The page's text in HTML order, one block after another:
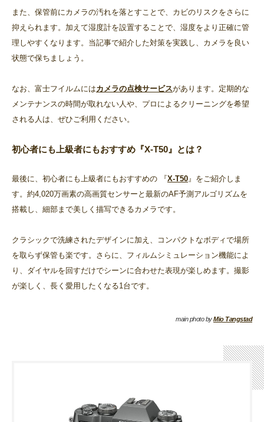
また、保管前にカメラの汚れを落とすことで、カビのリスクをさらに
抑えられます。加えて湿度計を設置することで、湿度をより正確に管
理しやすくなります。当記事で紹介した対策を実践し、カメラを良い
状態で保ちましょう。
なお、富士フイルムにはカメラの点検サービスがあります。定期的な
メンテナンスの時間が取れない人や、プロによるクリーニングを希望
される人は、ぜひご利用ください。
初心者にも上級者にもおすすめ『X-T50』とは？
最後に、初心者にも上級者にもおすすめの 『X-T50 』をご紹介しま
す。約4,020万画素の高画質センサーと最新のAF予測アルゴリズムを
搭載し、細部まで美しく描写できるカメラです。
クラシックで洗練されたデザインに加え、コンパクトなボディで場所
を取らず保管も楽です。さらに、フィルムシミュレーション機能によ
り、ダイヤルを回すだけでシーンに合わせた表現が楽しめます。撮影
が楽しく、長く愛用したくなる1台です。
main photo byMio Tangstad